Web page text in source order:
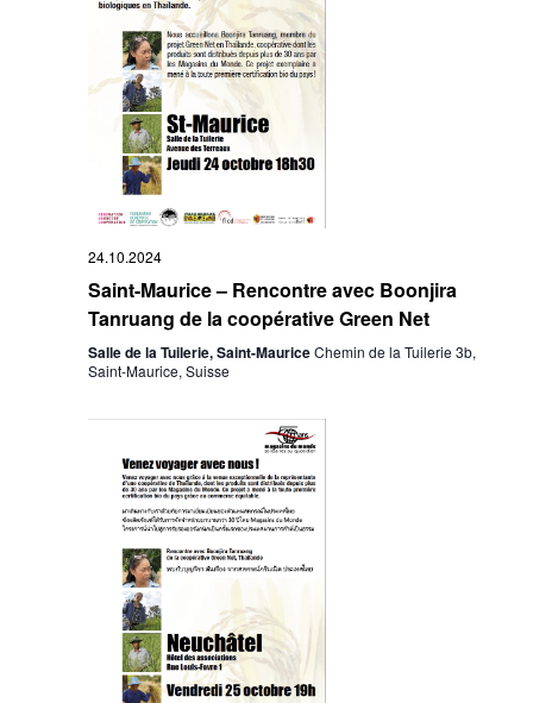
24.10.2024
Saint-Maurice – Rencontre avec Boonjira
Tanruang de la coopérative Green Net
Salle de la Tuilerie, Saint-MauriceChemin de la Tuilerie 3b,
Saint-Maurice, Suisse